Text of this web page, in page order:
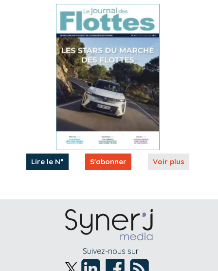
Lire le N° S'abonner Voir plus
Suivez-nous sur